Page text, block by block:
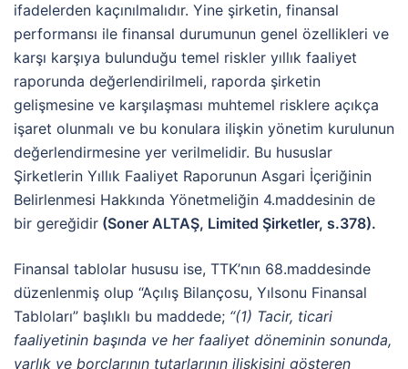
ifadelerden kaçınılmalıdır. Yine şirketin, finansal
performansı ile finansal durumunun genel özellikleri ve
karşı karşıya bulunduğu temel riskler yıllık faaliyet
raporunda değerlendirilmeli, raporda şirketin
gelişmesine ve karşılaşması muhtemel risklere açıkça
işaret olunmalı ve bu konulara ilişkin yönetim kurulunun
değerlendirmesine yer verilmelidir. Bu hususlar
Şirketlerin Yıllık Faaliyet Raporunun Asgari İçeriğinin
Belirlenmesi Hakkında Yönetmeliğin 4.maddesinin de
bir gereğidir (Soner ALTAŞ, Limited Şirketler, s.378).
Finansal tablolar hususu ise, TTK’nın 68.maddesinde
düzenlenmiş olup “Açılış Bilançosu, Yılsonu Finansal
Tabloları” başlıklı bu maddede; “(1) Tacir, ticari
faaliyetinin başında ve her faaliyet döneminin sonunda,
varlık ve borçlarının tutarlarının ilişkisini gösteren